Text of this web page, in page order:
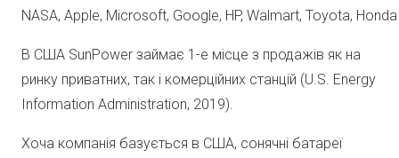
NASA, Apple, Microsoft, Google, HP, Walmart, Toyota,
В США SunPower займає 1-е місце з продажів як на
ринку приватних, так і комерційних станцій (U.S. Energy
Information Administration, 2019).
Хоча компанія базується в США, сонячні батареї